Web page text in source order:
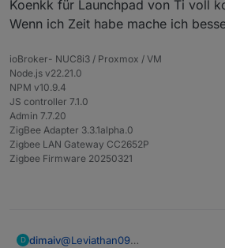
Koenkk für Launchpad von Ti voll
Wenn ich Zeit habe mache ich
ioBroker- NUC8i3 / Proxmox / VM
Node.js v22.21.0
NPM v10.9.4
JS controller 7.1.0
Admin 7.7.20
ZigBee Adapter 3.3.1alpha.0
Zigbee LAN Gateway CC2652P
Zigbee Firmware 20250321
D dimaiv@Leviathan09